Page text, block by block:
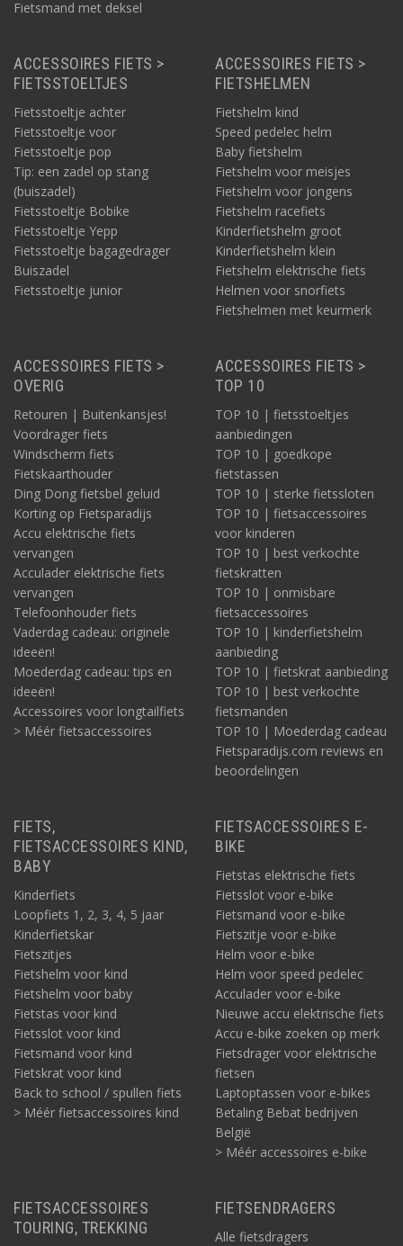
Fietsmand met deksel
ACCESSOIRES FIETS >
FIETSSTOELTJES
Fietsstoeltje achter
Fietsstoeltje voor
Fietsstoeltje pop
Tip: een zadel op stang
(buiszadel)
Fietsstoeltje Bobike
Fietsstoeltje Yepp
Fietsstoeltje bagagedrager
Buiszadel
Fietsstoeltje junior
ACCESSOIRES FIETS >
FIETSHELMEN
Fietshelm kind
Speed pedelec helm
Baby fietshelm
Fietshelm voor meisjes
Fietshelm voor jongens
Fietshelm racefiets
Kinderfietshelm groot
Kinderfietshelm klein
Fietshelm elektrische fiets
Helmen voor snorfiets
Fietshelmen met keurmerk
ACCESSOIRES FIETS >
OVERIG
Retouren | Buitenkansjes!
Voordrager fiets
Windscherm fiets
Fietskaarthouder
Ding Dong fietsbel geluid
Korting op Fietsparadijs
Accu elektrische fiets
vervangen
Acculader elektrische fiets
vervangen
Telefoonhouder fiets
Vaderdag cadeau: originele
ideeën!
Moederdag cadeau: tips en
ideeën!
Accessoires voor longtailfiets
> Méér fietsaccessoires
ACCESSOIRES FIETS >
TOP 10
TOP 10 | fietsstoeltjes
aanbiedingen
TOP 10 | goedkope
fietstassen
TOP 10 | sterke fietssloten
TOP 10 | fietsaccessoires
voor kinderen
TOP 10 | best verkochte
fietskratten
TOP 10 | onmisbare
fietsaccessoires
TOP 10 | kinderfietshelm
aanbieding
TOP 10 | fietskrat aanbieding
TOP 10 | best verkochte
fietsmanden
TOP 10 | Moederdag cadeau
Fietsparadijs.com reviews en
beoordelingen
FIETS,
FIETSACCESSOIRES KIND,
BABY
Kinderfiets
Loopfiets 1, 2, 3, 4, 5 jaar
Kinderfietskar
Fietszitjes
Fietshelm voor kind
Fietshelm voor baby
Fietstas voor kind
Fietsslot voor kind
Fietsmand voor kind
Fietskrat voor kind
Back to school / spullen fiets
> Méér fietsaccessoires kind
FIETSACCESSOIRES E-
BIKE
Fietstas elektrische fiets
Fietsslot voor e-bike
Fietsmand voor e-bike
Fietszitje voor e-bike
Helm voor e-bike
Helm voor speed pedelec
Acculader voor e-bike
Nieuwe accu elektrische fiets
Accu e-bike zoeken op merk
Fietsdrager voor elektrische
fietsen
Laptoptassen voor e-bikes
Betaling Bebat bedrijven
België
> Méér accessoires e-bike
FIETSACCESSOIRES
TOURING, TREKKING
FIETSENDRAGERS
Alle fietsdragers